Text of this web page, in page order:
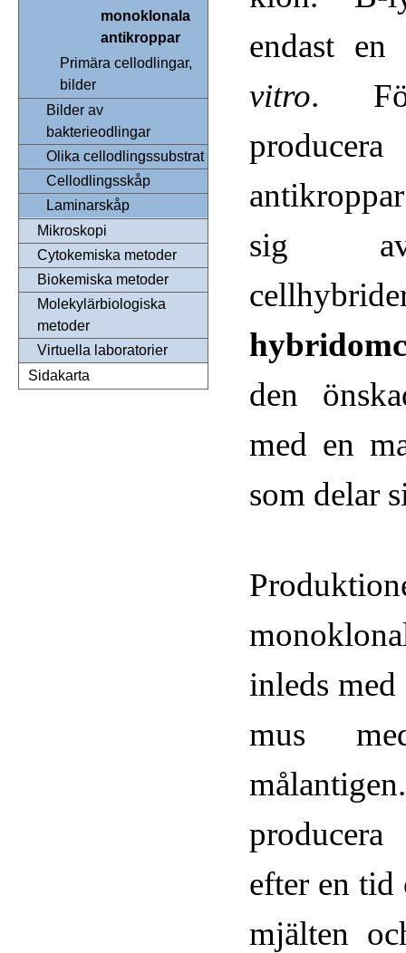
monoklonala
antikroppar
Primära cellodlingar,
bilder
Bilder av
bakterieodlingar
Olika cellodlingssubstrat
Cellodlingsskåp
Laminarskåp
Mikroskopi
Cytokemiska metoder
Biokemiska metoder
Molekylärbiologiska
metoder
Virtuella laboratorier
Sidakarta
endast
vitro.
sig av
den
med en
som delar
inleds
mus
efter en tid
mjälten